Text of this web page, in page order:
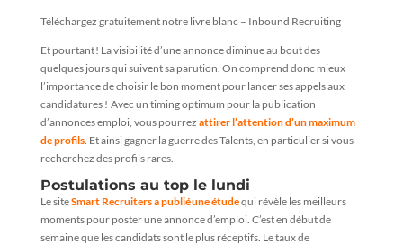
Téléchargez gratuitement notre livre blanc – Inbound Recruiting
Et pourtant ! La visibilité d’une annonce diminue au bout des
quelques jours qui suivent sa parution. On comprend donc mieux
l’importance de choisir le bon moment pour lancer ses appels aux
candidatures ! Avec un timing optimum pour la publication
d’annonces emploi, vous pourrez attirer l’attention d’un maximum
de profils. Et ainsi gagner la guerre des Talents, en particulier si vous
recherchez des profils rares.
Postulations au top le lundi
Le siteSmart Recruiters a publié une étudequi révèle les meilleurs
moments pour poster une annonce d’emploi. C’est en début de
semaine que les candidats sont le plus réceptifs. Le taux de